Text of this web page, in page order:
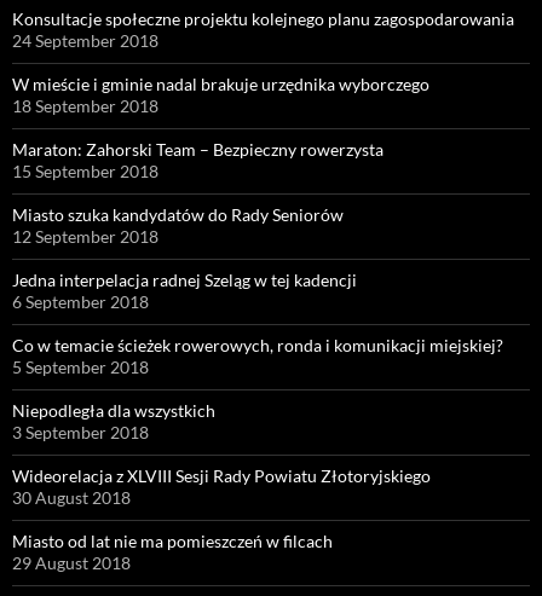
Konsultacje społeczne projektu kolejnego planu zagospodarowania
24 September 2018
W mieście i gminie nadal brakuje urzędnika wyborczego
18 September 2018
Maraton: Zahorski Team – Bezpieczny rowerzysta
15 September 2018
Miasto szuka kandydatów do Rady Seniorów
12 September 2018
Jedna interpelacja radnej Szeląg w tej kadencji
6 September 2018
Co w temacie ścieżek rowerowych, ronda i komunikacji miejskiej?
5 September 2018
Niepodległa dla wszystkich
3 September 2018
Wideorelacja z XLVIII Sesji Rady Powiatu Złotoryjskiego
30 August 2018
Miasto od lat nie ma pomieszczeń w filcach
29 August 2018